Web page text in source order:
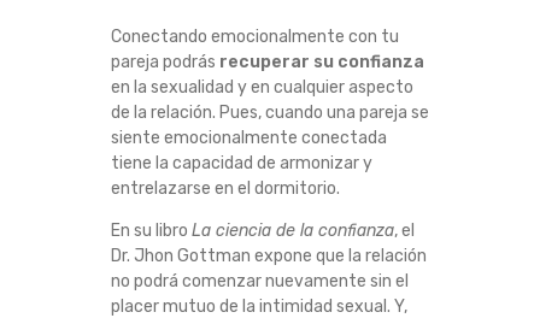
Conectando emocionalmente con tu
pareja podrás recuperar su confianza
en la sexualidad y en cualquier aspecto
de la relación. Pues, cuando una pareja se
siente emocionalmente conectada
tiene la capacidad de armonizar y
entrelazarse en el dormitorio.
En su libro La ciencia de la confianza, el
Dr. Jhon Gottman expone que la relación
no podrá comenzar nuevamente sin el
placer mutuo de la intimidad sexual. Y,